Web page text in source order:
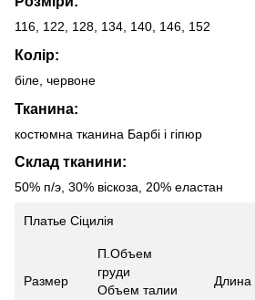
116, 122, 128, 134, 140, 146, 152
Колір:
біле, червоне
Тканина:
костюмна тканина Барбі і гіпюр
Склад тканини:
50% п/э, 30% віскоза, 20% еластан
Платье Сіцилія
Размер
П.Объем
груди
Объем талии
Длина